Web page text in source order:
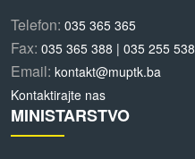
Telefon: 035 365 365
Fax: 035 365 388 | 035 255 538
Email: kontakt@muptk.ba
Kontaktirajte nas
MINISTARSTVO